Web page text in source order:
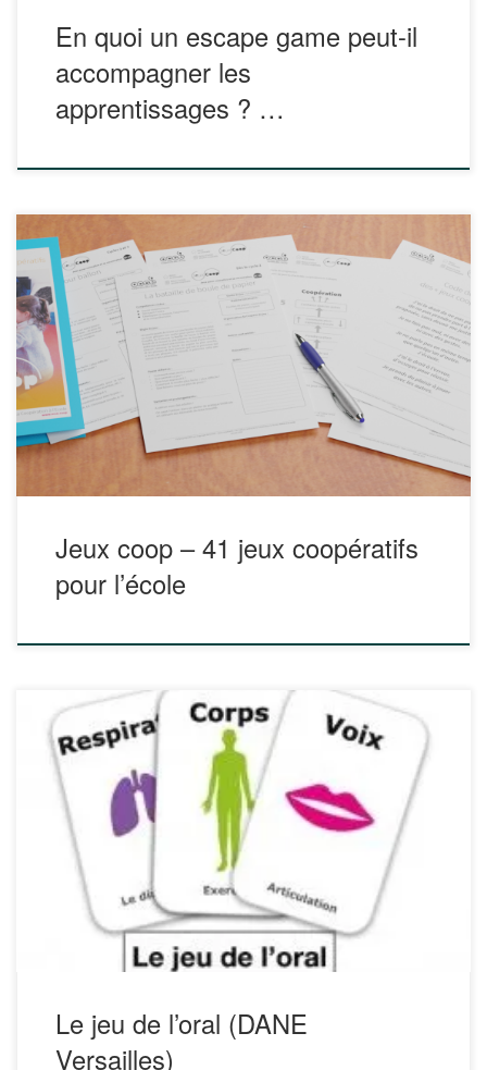
En quoi un escape game peut-il
accompagner les
apprentissages ? …
L’Office Central de la Coopération à l’École met à disposition
sur son site 41 jeux coopératifs organisés en 3 catégories :
Jeux pour connaître et se reconnaître. Jeux pour
développer la confiance. Jeux d’entraide. Un fiche vierge
est également fournie pour y ajouter vos propres jeux coop.
Ce classeur a […]
Jeux coop – 41 jeux coopératifs
pour l’école
Le jeu de l’oral est un jeu de cartes numérique, modulable,
souple et créatif à destination des élèves, des enseignants
et des formateurs. Il a été pensé pour accompagner ces
différents acteurs dans la construction progressive des
compétences et des connaissances nécessaires à la
production d’un oral de maturité, comme […]
Le jeu de l’oral (DANE
Versailles)